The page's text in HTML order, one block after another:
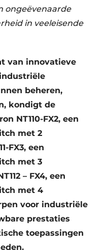
ongeëvenaarde
in veeleisende
van innovatieve
beheren,
kondigt de
NT110-FX2, een
met 2
FX3, een
met 3
– FX4, een
met 4
voor industriële
prestaties
toepassingen